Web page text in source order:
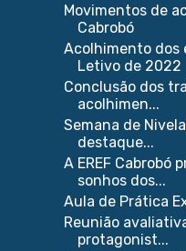
Movimentos de
Cabrobó
Acolhimento dos
Letivo de 2022
Conclusão dos
acolhimen...
Semana de
destaque...
A EREF Cabrobó
sonhos dos...
Aula de Prática
Reunião
protagonist...